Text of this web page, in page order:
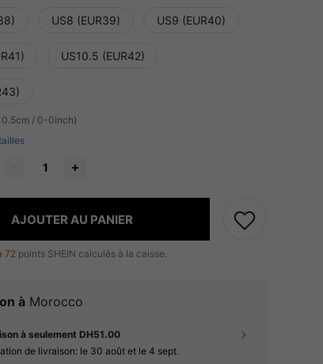
US8 (EUR39) US9 (EUR40)
US10.5 (EUR42)
/ 0-0inch)
AJOUTER AU PANIER
72 points SHEIN calculés à la caisse.
à Morocco
à seulement DH51.00
de livraison: le 30 août et le 4 sept.